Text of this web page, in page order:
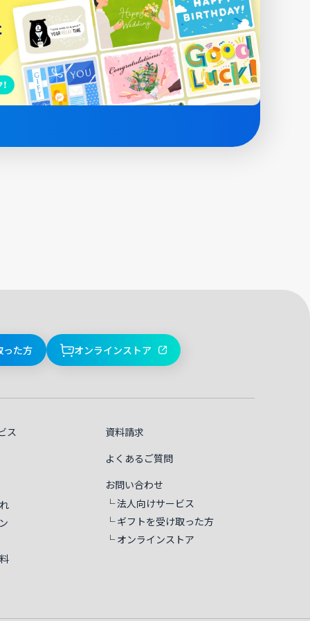
った方 オンラインストア
ス
資料請求
よくあるご質問
お問い合わせ
└ 法人向けサービス
└ ギフトを受け取った方
└ オンラインストア